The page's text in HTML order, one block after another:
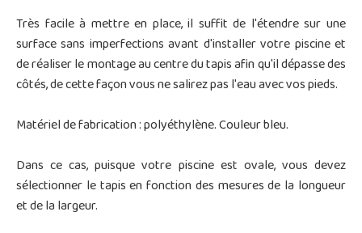
Très facile à mettre en place, il suffit de l'étendre sur une
surface sans imperfections avant d'installer votre piscine et
de réaliser le montage au centre du tapis afin qu'il dépasse des
côtés, de cette façon vous ne salirez pas l'eau avec vos pieds.
Matériel de fabrication : polyéthylène.Couleur bleu.
Dans ce cas, puisque votre piscine est ovale, vous devez
sélectionner le tapis en fonction des mesures de la longueur
et de la largeur.